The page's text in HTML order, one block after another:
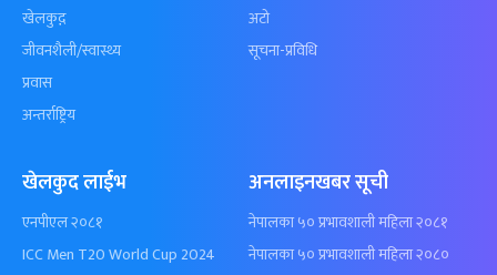
खेलकुद़़
जीवनशैली/स्वास्थ्य
प्रवास
अन्तर्राष्ट्रिय
अटो
सूचना-प्रविधि
खेलकुद लाईभ
एनपीएल २०८१
ICC Men T20 World Cup 2024
अनलाइनखबर सूची
नेपालका ५० प्रभावशाली महिला २०८१
नेपालका ५० प्रभावशाली महिला २०८०